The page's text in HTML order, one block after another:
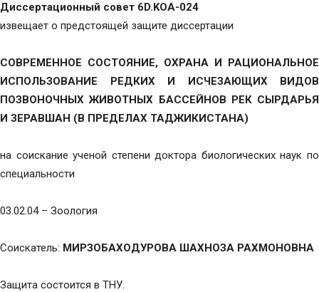
Диссертационный совет 6D.KOA-024
извещает о предстоящей защите диссертации
СОВРЕМЕННОЕ СОСТОЯНИЕ, ОХРАНА И РАЦИОНАЛЬНОЕ
ИСПОЛЬЗОВАНИЕ РЕДКИХ И ИСЧЕЗАЮЩИХ ВИДОВ
ПОЗВОНОЧНЫХ ЖИВОТНЫХ БАССЕЙНОВ РЕК СЫРДАРЬЯ
И ЗЕРАВШАН (В ПРЕДЕЛАХ ТАДЖИКИСТАНА)
на соискание ученой степени доктора биологических наук по
специальности
03.02.04 – Зоология
Соискатель: МИРЗОБАХОДУРОВА ШАХНОЗА РАХМОНОВНА
Защита состоится в ТНУ.